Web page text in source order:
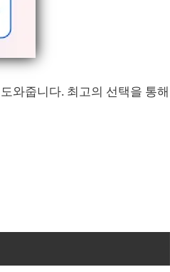
와줍니다. 최고의 선택을 통해